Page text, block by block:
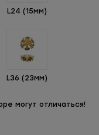
L24 (15мм)
L36 (23мм)
могут отличаться!